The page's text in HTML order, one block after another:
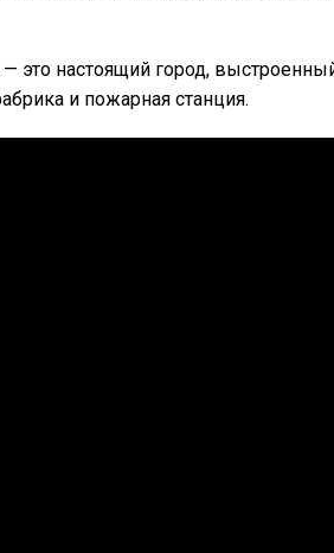
это настоящий город,
и пожарная станция.